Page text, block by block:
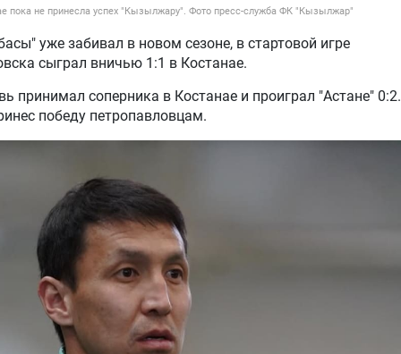
пока не принесла успех "Кызылжару". Фото пресс-служба ФК "Кызылжар"
уже забивал в новом сезоне, в стартовой игре
сыграл вничью 1:1 в Костанае.
принимал соперника в Костанае и проиграл "Астане" 0:2.
победу петропавловцам.